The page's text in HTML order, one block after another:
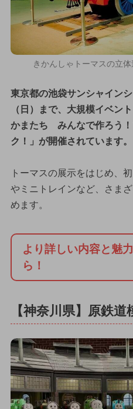
きかんしゃトーマスの立
東京都の池袋サンシャイン
（日）まで、大規模イベン
かまたち みんなで作ろう
ク！」が開催されています。
トーマスの展示をはじめ、
やミニトレインなど、さま
めます。
より詳しい内容と魅
ら！
【神奈川県】原鉄道